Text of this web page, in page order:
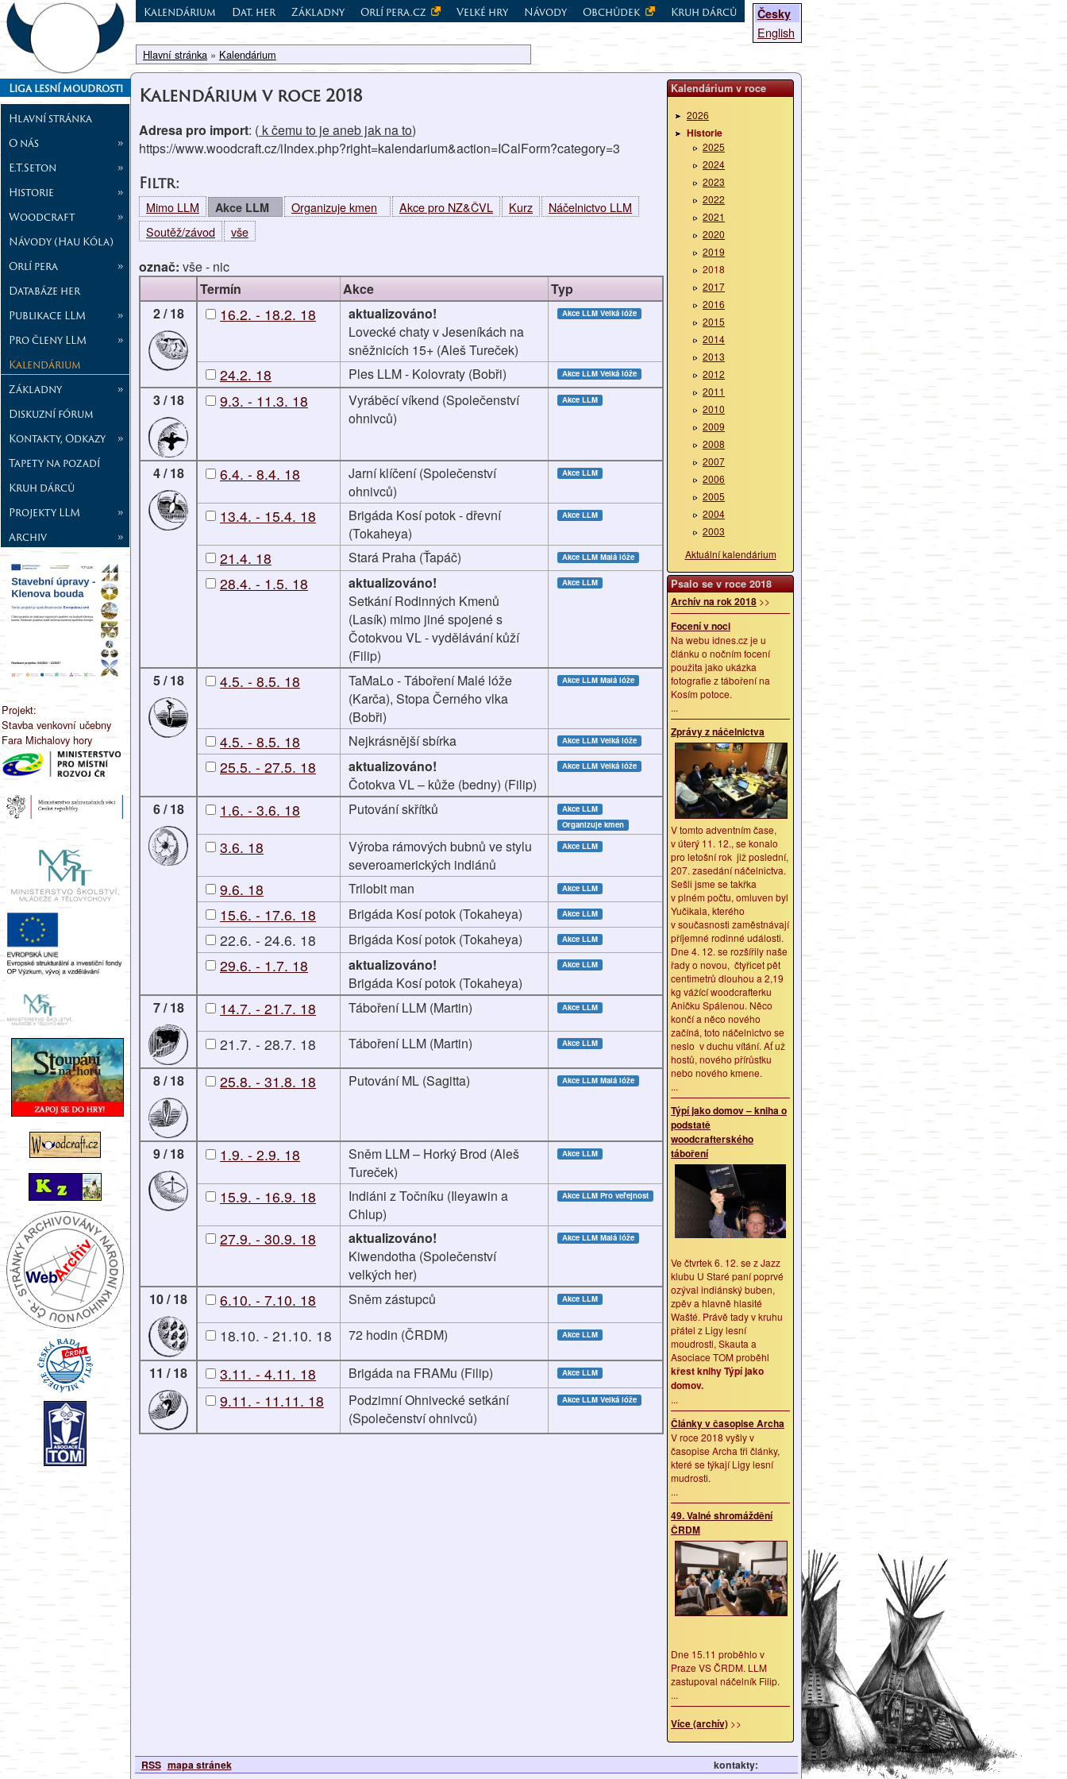
Liga lesní moudrosti
Hlavní stránka
O nás
»
E.T.Seton
»
Historie
»
Woodcraft
»
Návody (Hau Kóla)
Orlí pera
»
Databáze her
Publikace LLM
»
Pro členy LLM
»
Kalendárium
Základny
»
Diskuzní fórum
Kontakty, Odkazy
»
Tapety na pozadí
Kruh dárců
Projekty LLM
»
Archiv
»
Projekt:
Stavba venkovní učebny
Fara Michalovy hory
Česky
English
Kalendárium Dat. her Základny Orlí pera.cz Velké hry Návody Obchůdek Kruh dárců
Hlavní stránka » Kalendárium
Kalendárium v roce
2026
Historie
2025
2024
2023
2022
2021
2020
2019
2018
2017
2016
2015
2014
2013
2012
2011
2010
2009
2008
2007
2006
2005
2004
2003
Aktuální kalendárium
Psalo se v roce 2018
Archív na rok 2018 >>
Focení v noci
Na webu idnes.cz je u
článku o nočním focení
použita jako ukázka
fotografie z táboření na
Kosím potoce.
...
Zprávy z náčelnictva
V tomto adventním čase,
v úterý 11. 12., se konalo
pro letošní rok již poslední,
207. zasedání náčelnictva.
Sešli jsme se takřka
v plném počtu, omluven byl
Yučikala, kterého
v současnosti zaměstnávají
příjemné rodinné události.
Dne 4. 12. se rozšířily naše
řady o novou, čtyřicet pět
centimetrů dlouhou a 2,19
kg vážící woodcrafterku
Aničku Spálenou. Něco
končí a něco nového
začíná, toto náčelnictvo se
neslo v duchu vítání. Ať už
hostů, nového přírůstku
nebo nového kmene.
...
Týpí jako domov – kniha o
podstatě
woodcrafterského
táboření
Ve čtvrtek 6. 12. se z Jazz
klubu U Staré paní poprvé
ozýval indiánský buben,
zpěv a hlavně hlasité
Wašté. Právě tady v kruhu
přátel z Ligy lesní
moudrosti, Skauta a
Asociace TOM proběhl
křest knihy Týpí jako
domov.
...
Články v časopise Archa
V roce 2018 vyšly v
časopise Archa tři články,
které se týkají Ligy lesní
mudrosti.
...
49. Valné shromáždění
ČRDM
Dne 15.11 proběhlo v
Praze VS ČRDM. LLM
zastupoval náčelník Filip.
...
Více (archív) >>
Kalendárium v roce 2018
Adresa pro import: ( k čemu to je aneb jak na to)
https://www.woodcraft.cz/iIndex.php?right=kalendarium&action=ICalForm?category=3
Filtr:
Mimo LLM Akce LLM Organizuje kmen Akce pro NZ&ČVL Kurz
Náčelnictvo LLM
Soutěž/závod
vše
označ: vše- nic
Termín
Akce
Typ
2 / 18
16.2. - 18.2. 18
aktualizováno!
Lovecké chaty v Jeseníkách na
sněžnicích 15+ (Aleš Tureček)
Akce LLM Velká lóže
24.2. 18 Ples LLM - Kolovraty (Bobři) Akce LLM Velká lóže
3 / 18 9.3. - 11.3. 18
Vyráběcí víkend (Společenství
ohnivců)
Akce LLM
4 / 18 6.4. - 8.4. 18
Jarní klíčení (Společenství
ohnivců)
Akce LLM
13.4. - 15.4. 18
Brigáda Kosí potok - dřevní
(Tokaheya)
Akce LLM
21.4. 18 Stará Praha (Ťapáč) Akce LLM Malá lóže
28.4. - 1.5. 18
aktualizováno!
Setkání Rodinných Kmenů
(Lasík) mimo jiné spojené s
Čotokvou VL - vydělávání kůží
(Filip)
Akce LLM
5 / 18 4.5. - 8.5. 18
TaMaLo - Táboření Malé lóže
(Karča), Stopa Černého vlka
(Bobři)
Akce LLM Malá lóže
4.5. - 8.5. 18 Nejkrásnější sbírka Akce LLM Velká lóže
25.5. - 27.5. 18
aktualizováno!
Čotokva VL – kůže (bedny) (Filip)
Akce LLM Velká lóže
6 / 18 1.6. - 3.6. 18 Putování skřítků
Akce LLM
Organizuje kmen
3.6. 18
Výroba rámových bubnů ve stylu
severoamerických indiánů
Akce LLM
9.6. 18 Trilobit man Akce LLM
15.6. - 17.6. 18 Brigáda Kosí potok (Tokaheya) Akce LLM
22.6. - 24.6. 18 Brigáda Kosí potok (Tokaheya) Akce LLM
29.6. - 1.7. 18
aktualizováno!
Brigáda Kosí potok (Tokaheya)
Akce LLM
7 / 18 14.7. - 21.7. 18 Táboření LLM (Martin) Akce LLM
21.7. - 28.7. 18 Táboření LLM (Martin) Akce LLM
8 / 18 25.8. - 31.8. 18 Putování ML (Sagitta) Akce LLM Malá lóže
9 / 18 1.9. - 2.9. 18
Sněm LLM – Horký Brod (Aleš
Tureček)
Akce LLM
15.9. - 16.9. 18
Indiáni z Točníku (Ileyawin a
Chlup)
Akce LLM Pro veřejnost
27.9. - 30.9. 18
aktualizováno!
Kiwendotha (Společenství
velkých her)
Akce LLM Malá lóže
10 / 18 6.10. - 7.10. 18 Sněm zástupců Akce LLM
18.10. - 21.10. 18 72 hodin (ČRDM) Akce LLM
11 / 18 3.11. - 4.11. 18 Brigáda na FRAMu (Filip) Akce LLM
9.11. - 11.11. 18
Podzimní Ohnivecké setkání
(Společenství ohnivců)
Akce LLM Velká lóže
RSS mapa stránek kontakty: